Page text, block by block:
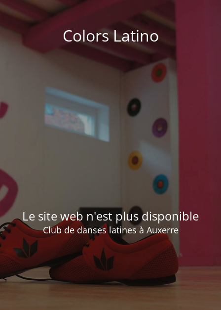
Colors Latino
Le site web n'est plus disponible
Club de danses latines à Auxerre